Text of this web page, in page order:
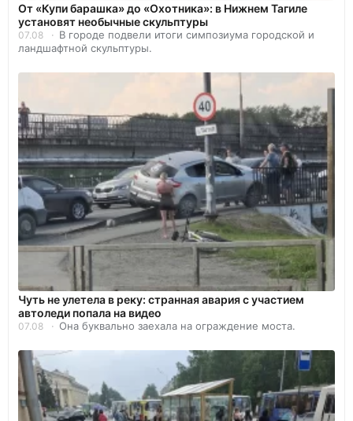
От «Купи барашка» до «Охотника»: в Нижнем Тагиле
установят необычные скульптуры
07.08
В городе подвели итоги симпозиума городской и
ландшафтной скульптуры.
Чуть не улетела в реку: странная авария с участием
автоледи попала на видео
07.08 Она буквально заехала на ограждение моста.